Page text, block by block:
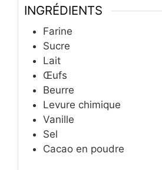
INGRÉDIENTS
Farine
Sucre
Lait
Œufs
Beurre
Levure chimique
Vanille
Sel
Cacao en poudre